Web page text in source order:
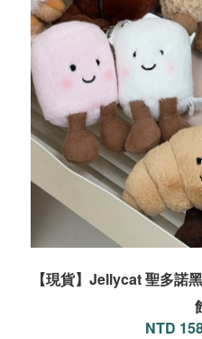
【現貨】Jellycat 聖多諾
NTD